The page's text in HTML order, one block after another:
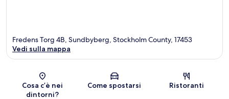
Mappa
Fredens Torg 4B, Sundbyberg, Stockholm County, 17453
Vedi sulla mappa
Cosa c’è nei
dintorni?
Come spostarsi Ristoranti